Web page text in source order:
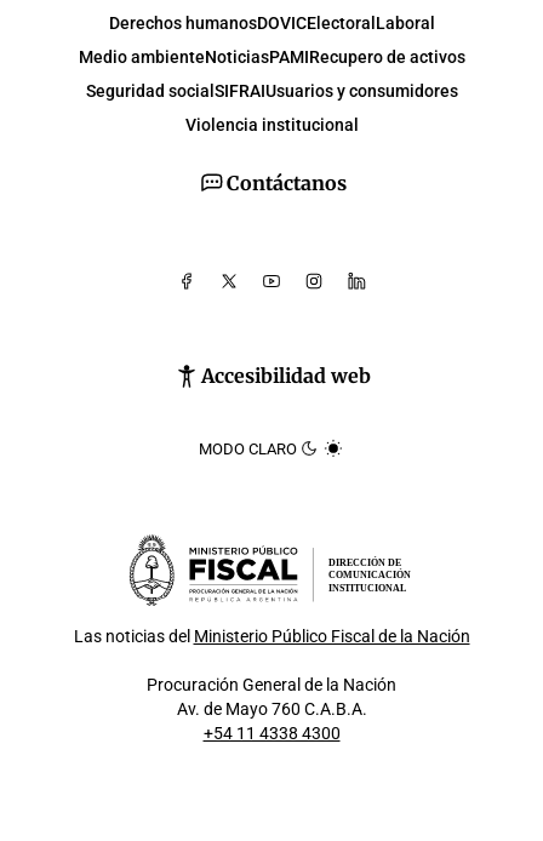
Contáctanos
Accesibilidad web
MODO CLARO
Derechos humanosDOVICElectoral Laboral
Medio ambienteNoticiasPAMIRecupero de activos
Seguridad social SIFRAIUsuarios y consumidores
Violencia institucional
DIRECCIÓN DE
COMUNICACIÓN
INSTITUCIONAL
Las noticias del Ministerio Público Fiscal de la Nación
Procuración General de la Nación
Av. de Mayo 760 C.A.B.A.
+54 11 4338 4300